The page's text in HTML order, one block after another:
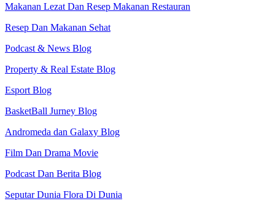
Makanan Lezat Dan Resep Makanan Restauran
Resep Dan Makanan Sehat
Podcast & News Blog
Property & Real Estate Blog
Esport Blog
BasketBall Jurney Blog
Andromeda dan Galaxy Blog
Film Dan Drama Movie
Podcast Dan Berita Blog
Seputar Dunia Flora Di Dunia